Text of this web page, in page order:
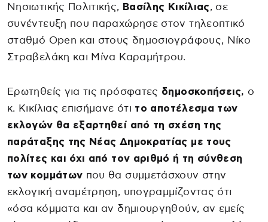
Νησιωτικής Πολιτικής, Βασίλης Κικίλιας, σε
συνέντευξη που παραχώρησε στον τηλεοπτικό
σταθμό Open και στους δημοσιογράφους, Νίκο
Στραβελάκη και Μίνα Καραμήτρου.
Ερωτηθείς για τις πρόσφατες δημοσκοπήσεις, ο
κ. Κικίλιας επισήμανε ότι το αποτέλεσμα των
εκλογών θα εξαρτηθεί από τη σχέση της
παράταξης της Νέας Δημοκρατίας με τους
πολίτες και όχι από τον αριθμό ή τη σύνθεση
των κομμάτων που θα συμμετάσχουν στην
εκλογική αναμέτρηση, υπογραμμίζοντας ότι
«όσα κόμματα και αν δημιουργηθούν, αν εμείς